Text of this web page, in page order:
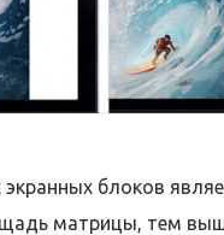
блоков
матрицы, тем